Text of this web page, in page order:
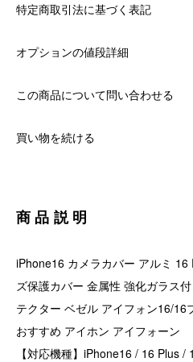
特定商取引法に基づく表記
オプションの値段詳細
この商品について問い合わせる
買い物を続ける
商品説明
iPhone16 カメラカバー アルミ
ズ保護カバー 金属性 強化ガラス
テクター ベゼル アイフォン16/16
おすすめ アイホン アイフォーン
【対応機種】iPhone16 / 16 Plus